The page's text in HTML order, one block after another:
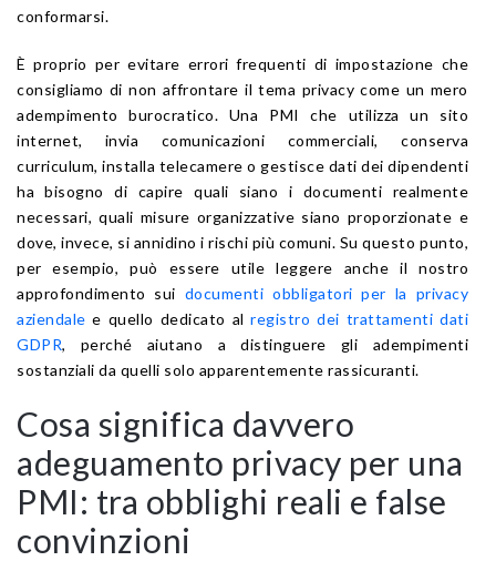
conformarsi.
È proprio per evitare errori frequenti di impostazione che
consigliamo di non affrontare il tema privacy come un mero
adempimento burocratico. Una PMI che utilizza un sito
internet, invia comunicazioni commerciali, conserva
curriculum, installa telecamere o gestisce dati dei dipendenti
ha bisogno di capire quali siano i documenti realmente
necessari, quali misure organizzative siano proporzionate e
dove, invece, si annidino i rischi più comuni. Su questo punto,
per esempio, può essere utile leggere anche il nostro
approfondimento sui documenti obbligatori per la privacy
aziendale e quello dedicato alregistro dei trattamenti dati
GDPR, perché aiutano a distinguere gli adempimenti
sostanziali da quelli solo apparentemente rassicuranti.
Cosa significa davvero
adeguamento privacy per una
PMI: tra obblighi reali e false
convinzioni